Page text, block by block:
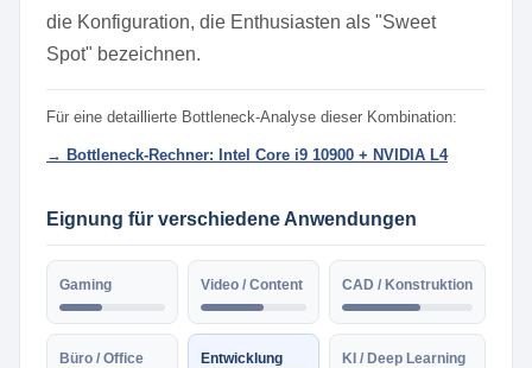
die Konfiguration, die Enthusiasten als "Sweet
Spot" bezeichnen.
Für eine detaillierte Bottleneck-Analyse dieser Kombination:
→ Bottleneck-Rechner: Intel Core i9 10900 + NVIDIA L4
Eignung für verschiedene Anwendungen
Gaming Video / Content CAD / Konstruktion
Büro / Office Entwicklung KI / Deep Learning